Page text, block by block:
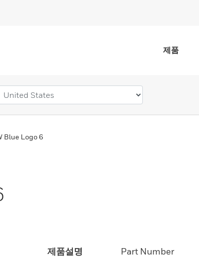
제품
Blue Logo 6
제품설명 Part Number